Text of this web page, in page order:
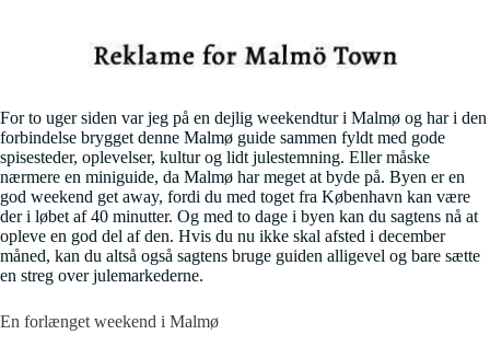
For to uger siden var jeg på en dejlig weekendtur i Malmø og har i den
forbindelse brygget denne Malmø guide sammen fyldt med gode
spisesteder, oplevelser, kultur og lidt julestemning. Eller måske
nærmere en miniguide, da Malmø har meget at byde på. Byen er en
god weekend get away, fordi du med toget fra København kan være
der i løbet af 40 minutter. Og med to dage i byen kan du sagtens nå at
opleve en god del af den. Hvis du nu ikke skal afsted i december
måned, kan du altså også sagtens bruge guiden alligevel og bare sætte
en streg over julemarkederne.
En forlænget weekend i Malmø